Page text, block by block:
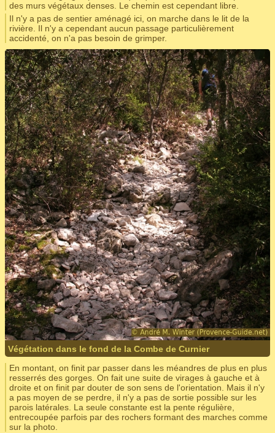
des murs végétaux denses. Le chemin est cependant libre.
Il n'y a pas de sentier aménagé ici, on marche dans le lit de la
rivière. Il n'y a cependant aucun passage particulièrement
accidenté, on n'a pas besoin de grimper.
Végétation dans le fond de la Combe de Curnier
En montant, on finit par passer dans les méandres de plus en plus
resserrés des gorges. On fait une suite de virages à gauche et à
droite et on finit par douter de son sens de l'orientation. Mais il n'y
a pas moyen de se perdre, il n'y a pas de sortie possible sur les
parois latérales. La seule constante est la pente régulière,
entrecoupée parfois par des rochers formant des marches comme
sur la photo.